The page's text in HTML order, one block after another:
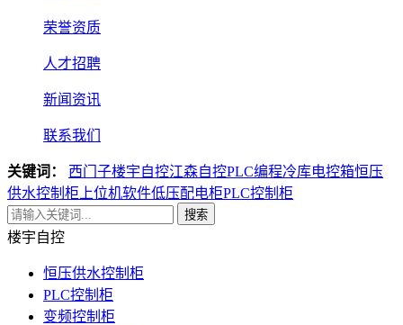
荣誉资质
人才招聘
新闻资讯
联系我们
关键词： 西门子楼宇自控江森自控PLC编程冷库电控箱恒压
供水控制柜 上位机软件低压配电柜PLC控制柜
搜索
楼宇自控
恒压供水控制柜
PLC控制柜
变频控制柜